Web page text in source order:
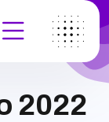
2022